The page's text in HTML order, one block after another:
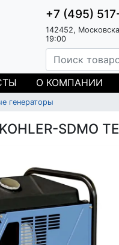
+7 (495)
142452,
19:00
О КОМПАНИИ
генераторы
SDMO